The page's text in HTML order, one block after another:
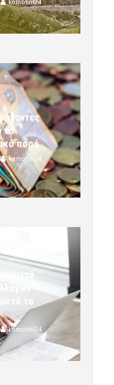
komotini24
να
ποσό
komotini24
το
komotini24